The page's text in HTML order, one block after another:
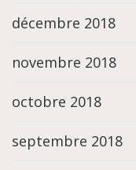
décembre 2018
novembre 2018
octobre 2018
septembre 2018